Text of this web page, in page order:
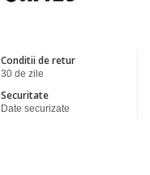
Conditii de retur
30 de zile
Securitate
Date securizate